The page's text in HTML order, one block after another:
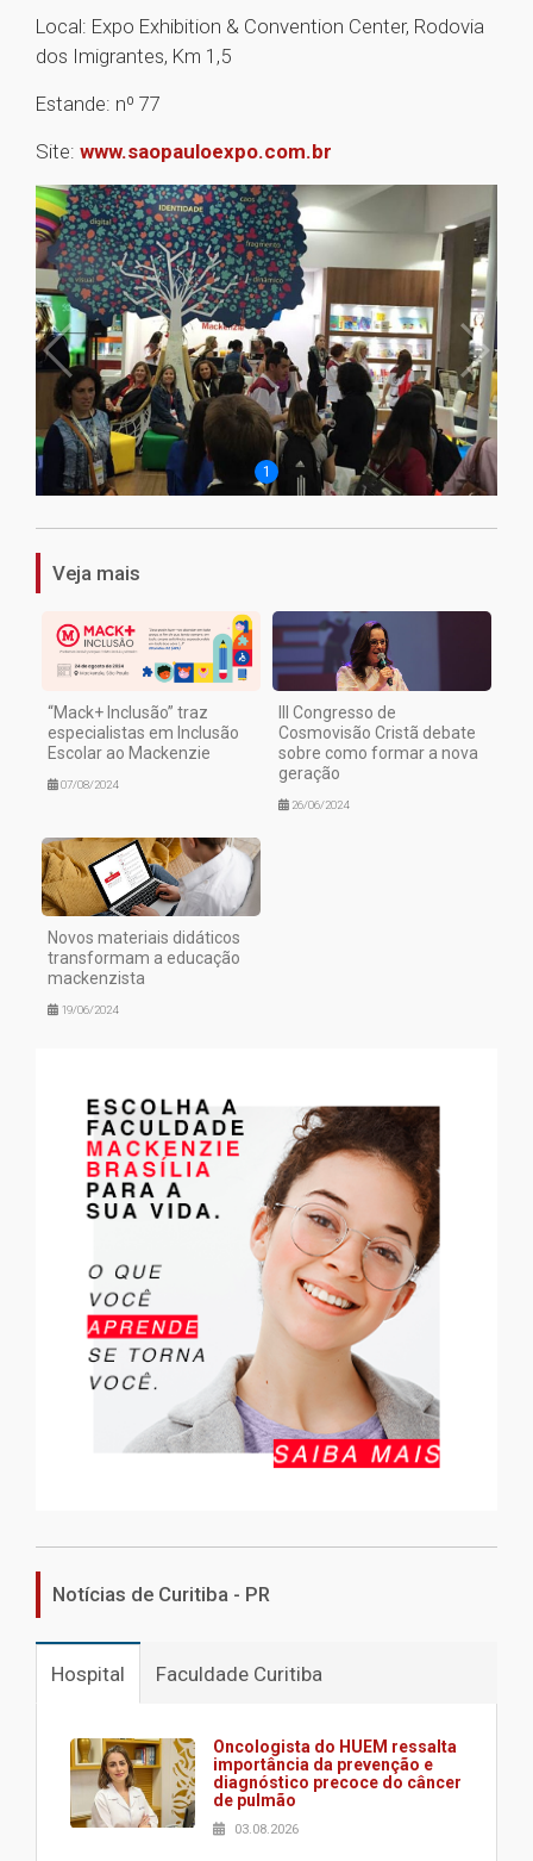
Local: Expo Exhibition & Convention Center, Rodovia
dos Imigrantes, Km 1,5
Estande: nº 77
Site: www.saopauloexpo.com.br
1
Veja mais
“Mack+ Inclusão” traz
especialistas em Inclusão
Escolar ao Mackenzie
07/08/2024
III Congresso de
Cosmovisão Cristã debate
sobre como formar a nova
geração
26/06/2024
Novos materiais didáticos
transformam a educação
mackenzista
19/06/2024
Notícias de Curitiba - PR
Hospital Faculdade Curitiba
Oncologista do HUEM ressalta
importância da prevenção e
diagnóstico precoce do câncer
de pulmão
03.08.2026